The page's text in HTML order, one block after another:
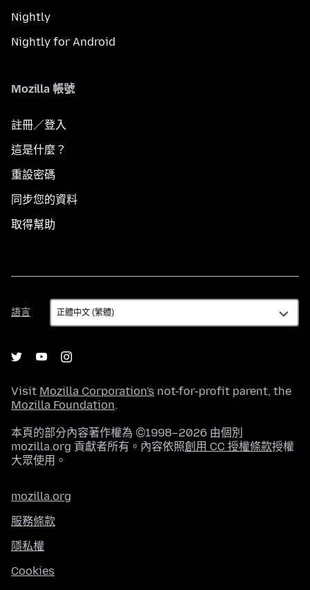
Nightly
Nightly for Android
Mozilla 帳號
註冊／登入
這是什麼？
重設密碼
同步您的資料
取得幫助
語言
語
言
Visit Mozilla Corporation's not-for-profit parent, the
Mozilla Foundation.
本頁的部分內容著作權為 ©1998–2026 由個別
mozilla.org 貢獻者所有。內容依照創用 CC 授權條款授權
大眾使用。
mozilla.org
服務條款
隱私權
Cookies